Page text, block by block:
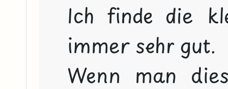
Ich finde die
immer sehr gut.
Wenn man